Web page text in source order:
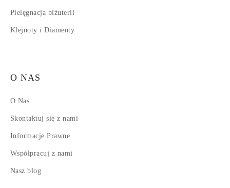
Pielęgnacja biżuterii
Klejnoty i Diamenty
O NAS
O Nas
Skontaktuj się z nami
Informacje Prawne
Współpracuj z nami
Nasz blog